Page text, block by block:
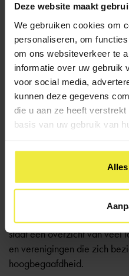
Deze website maakt
We gebruiken cookies om
personaliseren, om
om ons websiteverkeer te
informatie over uw gebruik
voor social media,
kunnen deze gegevens
die u aan ze heeft
basis van uw gebruik van
adviezen geeft over
organiseert Care4Plus:
Plusgroepen op de
samenwerken, jezelf leren
en onderzoeken, uitvinden
Kinderexcursies op
kinderen van zes tot acht
Nederland.
en plannen van huiswerk
Tip: bezoek de website van
staat een overzicht van veel
en verenigingen die zich
hoogbegaafdheid.